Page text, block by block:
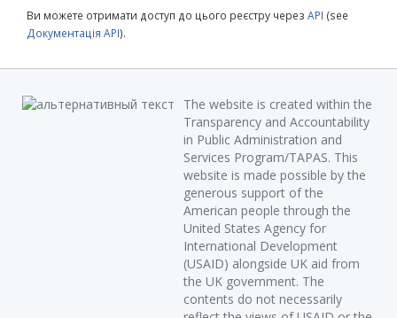
Ви можете отримати доступ до цього реєстру через API (see
Документація API).
The website is created within the
Transparency and Accountability
in Public Administration and
Services Program/TAPAS. This
website is made possible by the
generous support of the
American people through the
United States Agency for
International Development
(USAID) alongside UK aid from
the UK government. The
contents do not necessarily